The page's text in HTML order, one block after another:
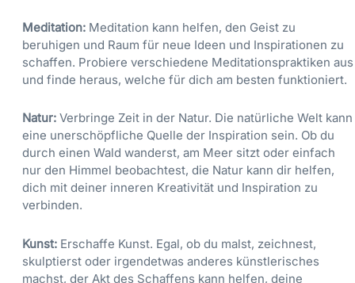
Meditation: Meditation kann helfen, den Geist zu
beruhigen und Raum für neue Ideen und Inspirationen zu
schaffen. Probiere verschiedene Meditationspraktiken aus
und finde heraus, welche für dich am besten funktioniert.
Natur: Verbringe Zeit in der Natur. Die natürliche Welt kann
eine unerschöpfliche Quelle der Inspiration sein. Ob du
durch einen Wald wanderst, am Meer sitzt oder einfach
nur den Himmel beobachtest, die Natur kann dir helfen,
dich mit deiner inneren Kreativität und Inspiration zu
verbinden.
Kunst: Erschaffe Kunst. Egal, ob du malst, zeichnest,
skulptierst oder irgendetwas anderes künstlerisches
machst, der Akt des Schaffens kann helfen, deine